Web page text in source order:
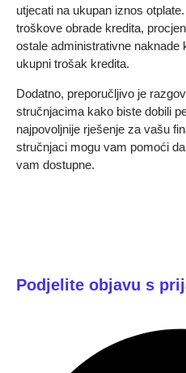
utjecati na ukupan iznos
troškove obrade kredita,
ostale administrativne naknade
ukupni trošak kredita.
Dodatno, preporučljivo je
stručnjacima kako biste dobili
najpovoljnije rješenje za vašu
stručnjaci mogu vam pomoći
vam dostupne.
Podjelite objavu s